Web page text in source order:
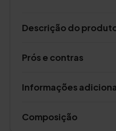
Descrição do
Prós e contras
Informações
Composição